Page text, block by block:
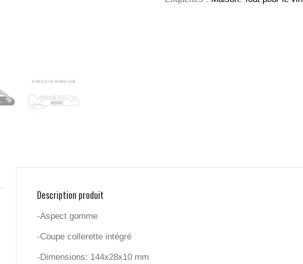
Description produit
-Aspect gomme
-Coupe collerette intégré
-Dimensions: 144x28x10 mm